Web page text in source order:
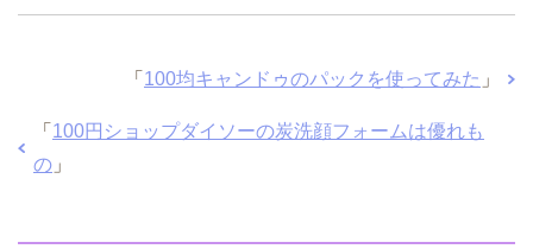
「 100均キャンドゥのパックを使ってみた 」
「 100円ショップダイソーの炭洗顔フォームは優れも
の 」